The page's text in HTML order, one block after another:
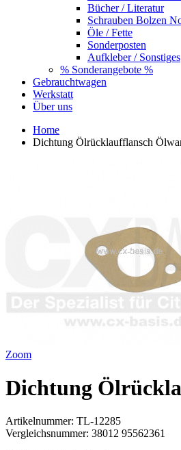
Bücher / Literatur
Schrauben Bolzen
Öle / Fette
Sonderposten
Aufkleber / Sonstiges
% Sonderangebote %
Gebrauchtwagen
Werkstatt
Über uns
Home
Dichtung Ölrücklaufflansch
Zoom
Dichtung
Artikelnummer: TL-12285
Vergleichsnummer: 38012 95562361